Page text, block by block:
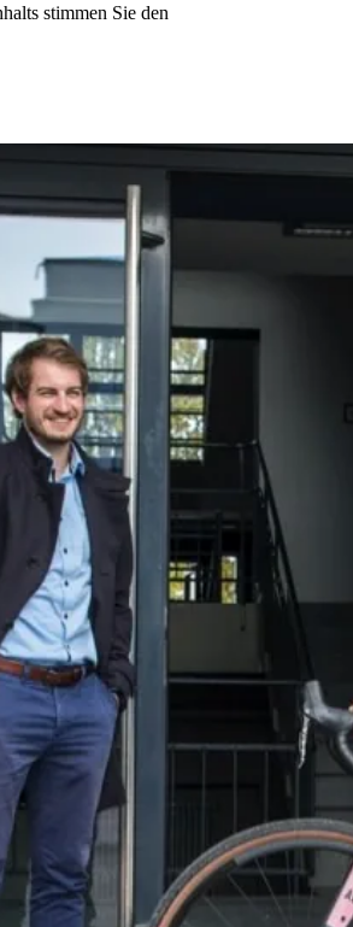
stimmen Sie den
vertraglich vereinbarte Arbeitszeit.
technische Ausstattung gehören bei
und damit die Beste in ganz
auf die Wiesn. Und am liebsten
wenn man sich kurz auspowern kann.
und frisches Obst sind in unserer voll
Techpilot war für mich dabei immer
ein